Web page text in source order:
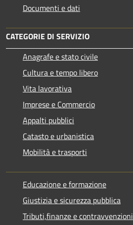
Documenti e dati
CATEGORIE DI SERVIZIO
Anagrafe e stato civile
Cultura e tempo libero
Vita lavorativa
Imprese e Commercio
Appalti pubblici
Catasto e urbanistica
Mobilità e trasporti
Educazione e formazione
Giustizia e sicurezza pubblica
Tributi,finanze e contravvenzioni